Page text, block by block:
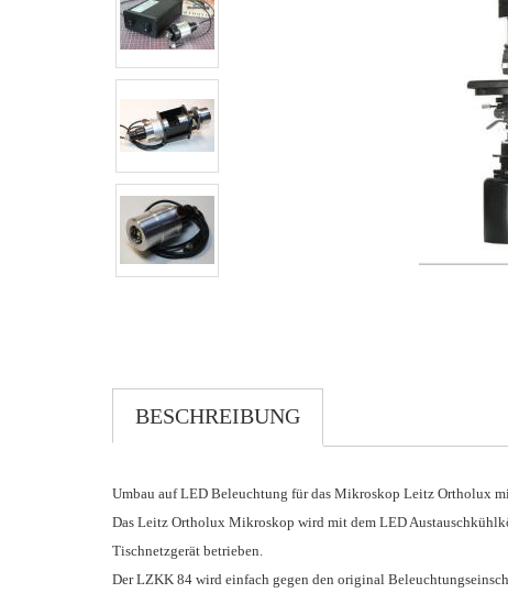
BESCHREIBUNG
Umbau auf LED Beleuchtung für das Mikroskop Leitz Ortholux
Das Leitz Ortholux Mikroskop wird mit dem LED
Tischnetzgerät betrieben.
Der LZKK 84 wird einfach gegen den original